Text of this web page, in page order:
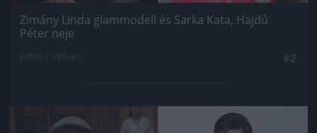
Zimány Linda glammodell és Sarka Kata, Hajdú
Péter neje
Jön még kép!